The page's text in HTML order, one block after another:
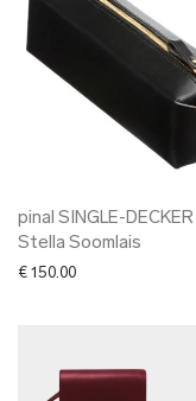
pinal SINGLE-
Stella Soomlais
€ 150.00